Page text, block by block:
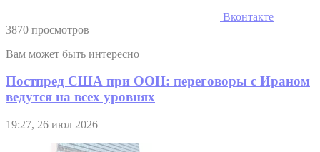
Вконтакте
3870 просмотров
Вам может быть интересно
Постпред США при ООН: переговоры с Ираном
ведутся на всех уровнях
19:27, 26 июл 2026